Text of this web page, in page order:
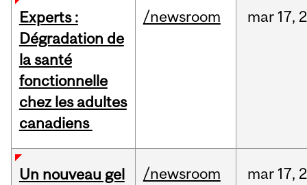
Experts :
Dégradation de
la santé
fonctionnelle
chez les adultes
canadiens
/newsroom mar 17,
Un nouveau gel
/newsroom mar 17,